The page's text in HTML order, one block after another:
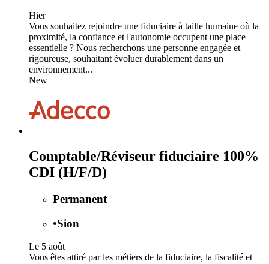
Hier
Vous souhaitez rejoindre une fiduciaire à taille humaine où la
proximité, la confiance et l'autonomie occupent une place
essentielle ? Nous recherchons une personne engagée et
rigoureuse, souhaitant évoluer durablement dans un
environnement...
New
Comptable/Réviseur fiduciaire 100%
CDI (H/F/D)
Permanent
•Sion
Le 5 août
Vous êtes attiré par les métiers de la fiduciaire, la fiscalité et